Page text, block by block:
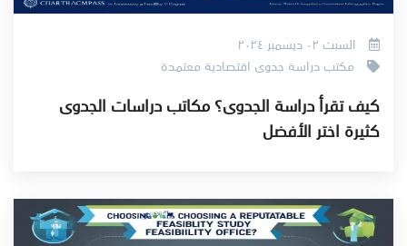
السبت ٠٢ ديسمبر ٢٠٢٤
مكتب دراسة جدوى اقتصادية معتمدة
كيف تقرأ دراسة الجدوى؟ مكاتب دراسات الجدوى
كثيرة اختر الأفضل